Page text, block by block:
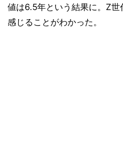
値は6.5年という結果に。Z
感じることがわかった。